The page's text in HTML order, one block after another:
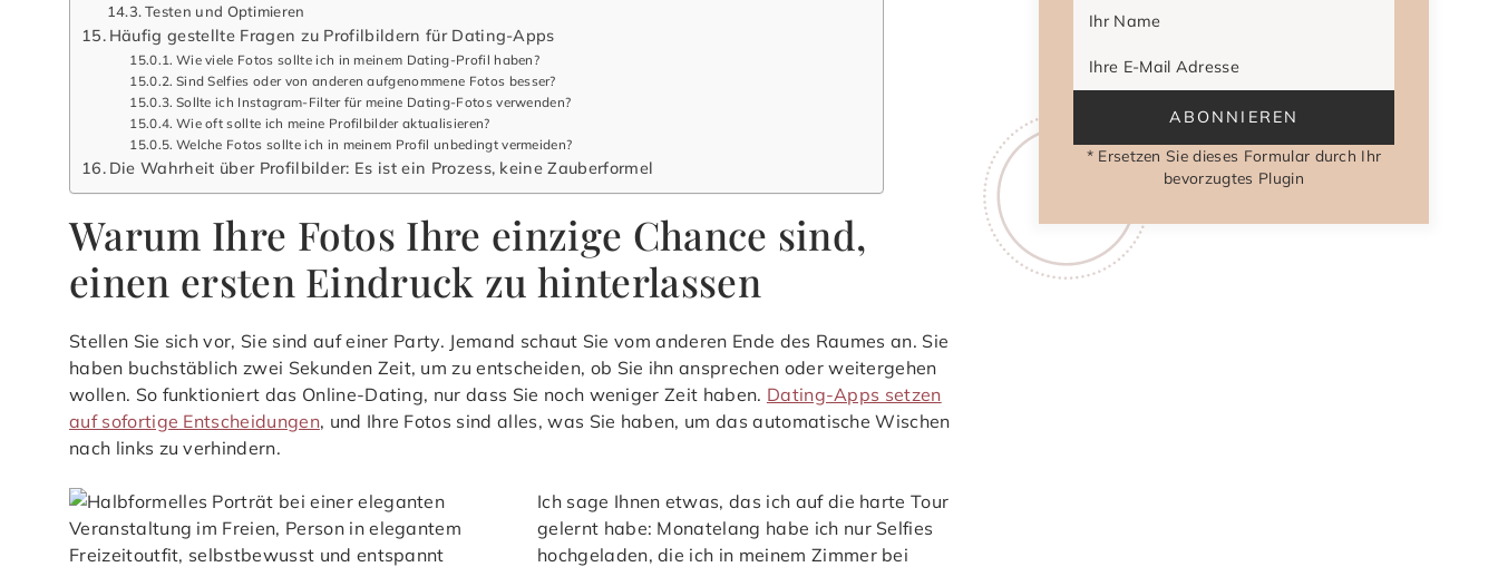
Testen und Optimieren
Häufig gestellte Fragen zu Profilbildern für Dating-Apps
Wie viele Fotos sollte ich in meinem Dating-Profil haben?
Sind Selfies oder von anderen aufgenommene Fotos besser?
Sollte ich Instagram-Filter für meine Dating-Fotos verwenden?
Wie oft sollte ich meine Profilbilder aktualisieren?
Welche Fotos sollte ich in meinem Profil unbedingt vermeiden?
Die Wahrheit über Profilbilder: Es ist ein Prozess, keine Zauberformel
Warum Ihre Fotos Ihre einzige Chance sind,
einen ersten Eindruck zu hinterlassen
Stellen Sie sich vor, Sie sind auf einer Party. Jemand schaut Sie vom anderen Ende des Raumes an. Sie
haben buchstäblich zwei Sekunden Zeit, um zu entscheiden, ob Sie ihn ansprechen oder weitergehen
wollen. So funktioniert das Online-Dating, nur dass Sie noch weniger Zeit haben. Dating-Apps setzen
auf sofortige Entscheidungen, und Ihre Fotos sind alles, was Sie haben, um das automatische Wischen
nach links zu verhindern.
Ich sage Ihnen etwas, das ich auf die harte Tour
gelernt habe: Monatelang habe ich nur Selfies
hochgeladen, die ich in meinem Zimmer bei
Ihr Name
Ihre E-Mail Adresse
ABONNIEREN
* Ersetzen Sie dieses Formular durch Ihr
bevorzugtes Plugin